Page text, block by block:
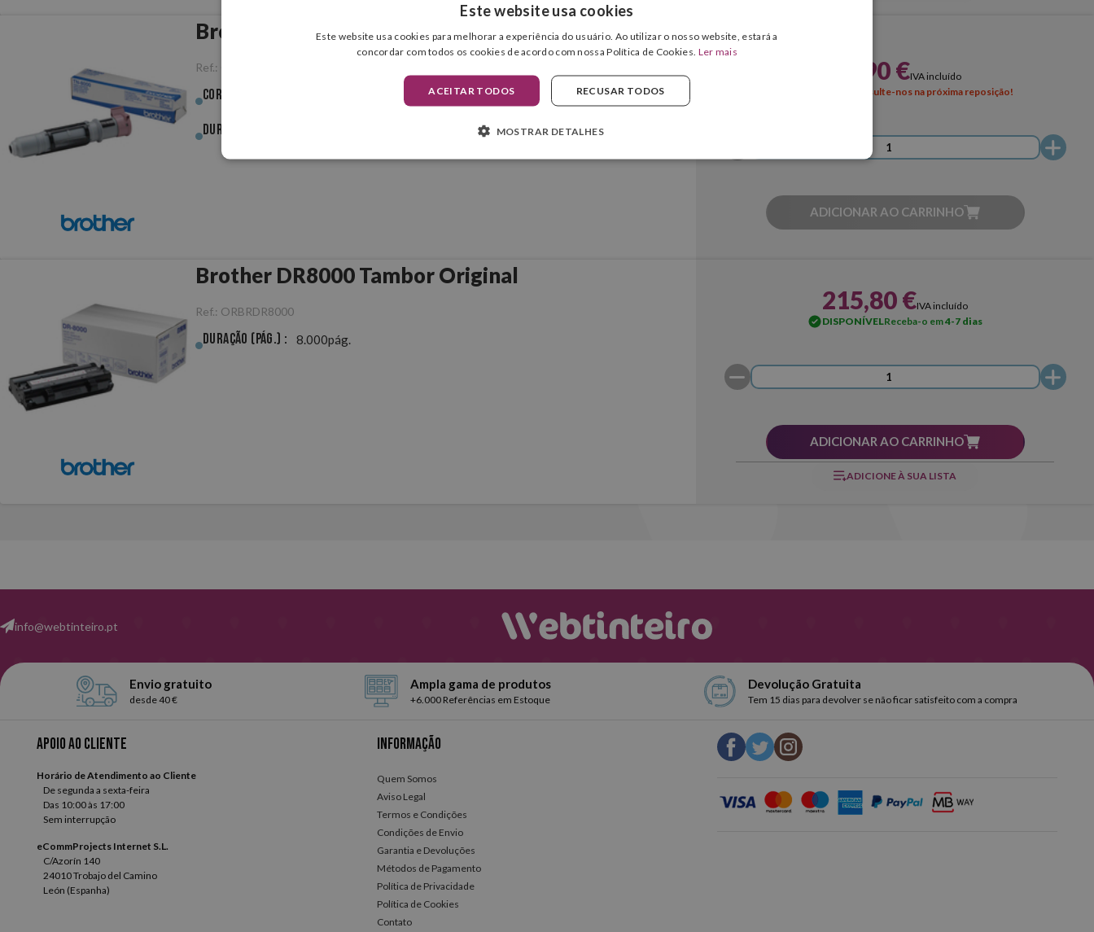
Brother TN8000 Preto Original
Ref.:
Cor :
Duração (pág.) :
49,90 €IVA incluído
Consulte-nos na próxima reposição!
ADICIONAR AO CARRINHO
Brother DR8000 Tambor Original
Ref.: ORBRDR8000
Duração (pág.) : 8.000pág.
215,80 €IVA incluído
DISPONÍVELReceba-o em4-7 dias
ADICIONAR AO CARRINHO
ADICIONE À SUA LISTA
info@webtinteiro.pt
Envio gratuito
desde 40 €
Ampla gama de produtos
+6.000 Referências em Estoque
Devolução Gratuita
Tem 15 dias para devolver se não ficar satisfeito com a compra
Apoio ao cliente
Horário de Atendimento ao Cliente
De segunda a sexta-feira
Das 10:00 às 17:00
Sem interrupção
eCommProjects Internet S.L.
C/Azorín 140
24010 Trobajo del Camino
León (Espanha)
Informação
Quem Somos
Aviso Legal
Termos e Condições
Condições de Envio
Garantia e Devoluções
Métodos de Pagamento
Política de Privacidade
Política de Cookies
Contato
Este website usa cookies
Este website usa cookies para melhorar a experiência do usuário. Ao utilizar o nosso website, estará a
concordar com todos os cookies de acordo com nossa Política de Cookies. Ler mais
ACEITAR TODOS RECUSAR TODOS
MOSTRAR DETALHES